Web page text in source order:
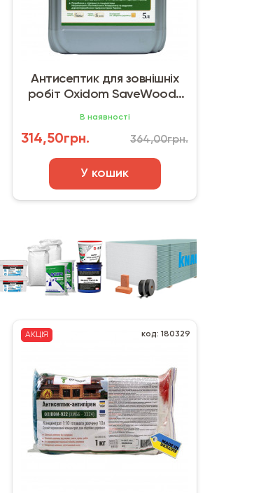
Антисептик для зовнішніх
робіт Oxidom SaveWood-
В наявності
314,50грн. 364,00грн.
У кошик
АКЦІЯ код: 180329